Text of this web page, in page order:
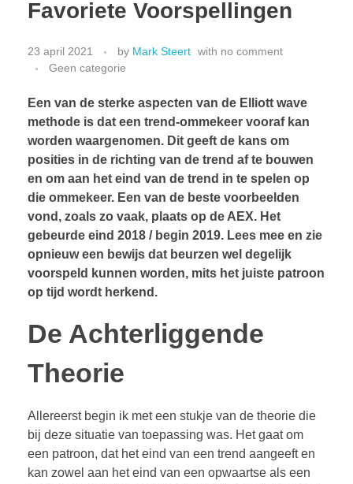
Favoriete Voorspellingen
23 april 2021 by Mark Steert with no comment
Geen categorie
Een van de sterke aspecten van de Elliott wave
methode is dat een trend-ommekeer vooraf kan
worden waargenomen. Dit geeft de kans om
posities in de richting van de trend af te bouwen
en om aan het eind van de trend in te spelen op
die ommekeer. Een van de beste voorbeelden
vond, zoals zo vaak, plaats op de AEX. Het
gebeurde eind 2018 / begin 2019. Lees mee en zie
opnieuw een bewijs dat beurzen wel degelijk
voorspeld kunnen worden, mits het juiste patroon
op tijd wordt herkend.
De Achterliggende
Theorie
Allereerst begin ik met een stukje van de theorie die
bij deze situatie van toepassing was. Het gaat om
een patroon, dat het eind van een trend aangeeft en
kan zowel aan het eind van een opwaartse als een